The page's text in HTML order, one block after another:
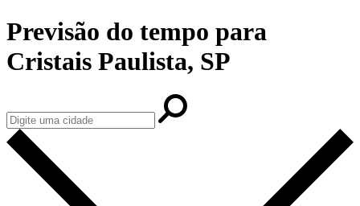
Previsão do tempo para
Cristais Paulista, SP